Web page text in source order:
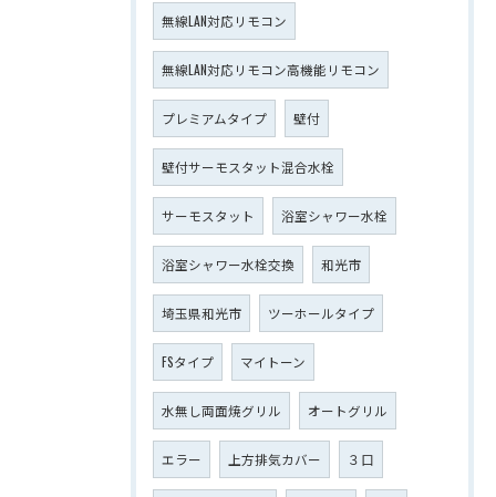
無線LAN対応リモコン
無線LAN対応リモコン高機能リモコン
プレミアムタイプ 壁付
壁付サーモスタット混合水栓
サーモスタット 浴室シャワー水栓
浴室シャワー水栓交換 和光市
埼玉県和光市 ツーホールタイプ
FSタイプ マイトーン
水無し両面焼グリル オートグリル
エラー 上方排気カバー ３口